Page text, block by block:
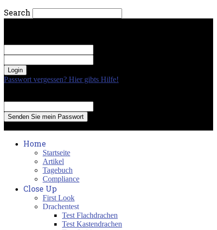
Search
Passwort vergessen? Hier gibts Hilfe!
Home
Startseite
Artikel
Tagebuch
Compliance
Close Up
First Look
Drachentest
Test Flachdrachen
Test Kastendrachen